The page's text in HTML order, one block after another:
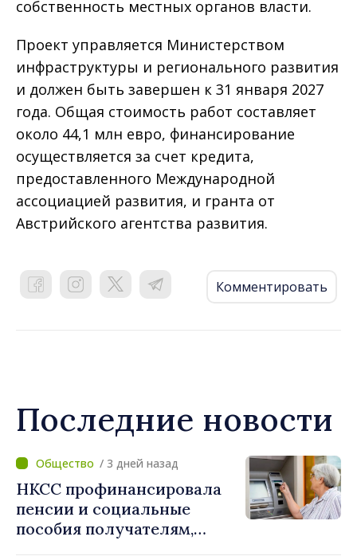
собственность местных органов власти.
Проект управляется Министерством
инфраструктуры и регионального развития
и должен быть завершен к 31 января 2027
года. Общая стоимость работ составляет
около 44,1 млн евро, финансирование
осуществляется за счет кредита,
предоставленного Международной
ассоциацией развития, и гранта от
Австрийского агентства развития.
Комментировать
Последние новости
/ 3 дней назад
НКСС профинансировала
пенсии и социальные
пособия получателям,